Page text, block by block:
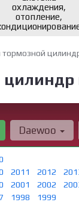
охлаждения,
отопление,
тормозной
2011 2012
2001 2002
1998 1999
Daewoo